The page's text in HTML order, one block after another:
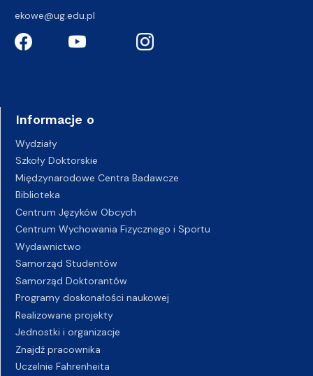
ekowe@ug.edu.pl
Informacje o
Wydziały
Szkoły Doktorskie
Międzynarodowe Centra Badawcze
Biblioteka
Centrum Języków Obcych
Centrum Wychowania Fizycznego i Sportu
Wydawnictwo
Samorząd Studentów
Samorząd Doktorantów
Programy doskonałości naukowej
Realizowane projekty
Jednostki i organizacje
Znajdź pracownika
Uczelnie Fahrenheita